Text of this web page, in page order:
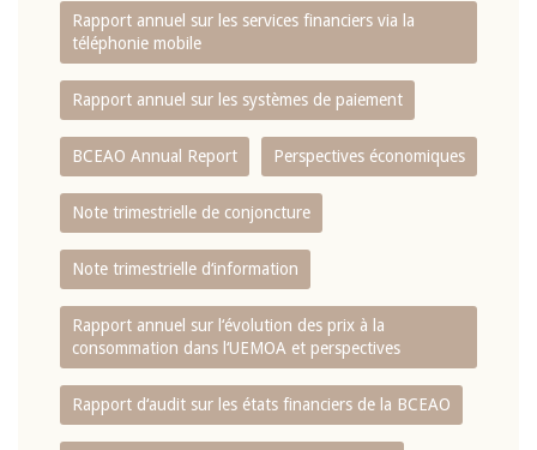
Rapport annuel sur les services financiers via la
téléphonie mobile
Rapport annuel sur les systèmes de paiement
BCEAO Annual Report Perspectives économiques
Note trimestrielle de conjoncture
Note trimestrielle d‘information
Rapport annuel sur l‘évolution des prix à la
consommation dans l‘UEMOA et perspectives
Rapport d‘audit sur les états financiers de la BCEAO